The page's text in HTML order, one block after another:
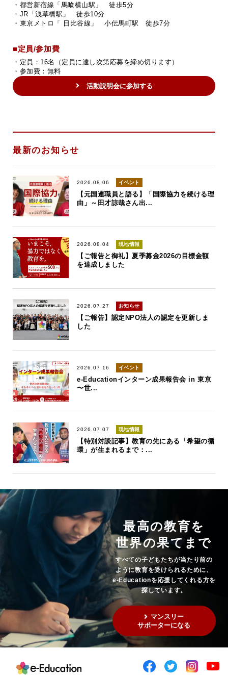
・都営新宿線「馬喰横山駅」 徒歩5分
・JR「浅草橋駅」 徒歩10分
・東京メトロ「 日比谷線」 小伝馬町駅 徒歩7分
■定員/参加費
・定員：16名（定員に達し次第応募を締め切ります）
・参加費：無料
活動説明会に参加する
最新のお知らせ
2026.08.06 イベント
【元国連職員と語る】「国際協力を続ける理
由」～田才諒哉さん出...
2026.08.04 現地情報
【ご報告と御礼】夏季募金2026の目標金額
を達成しました
2026.07.27 お知らせ
【ご報告】認定NPO法人の認定を更新しま
した
2026.07.16 イベント
e-Educationインターン成果報告会 in 東京
〜世...
2026.07.07 現地情報
【特別対談記事】教育の先にある「希望の循
環」が生まれるまで：...
最高の教育を
世界の果てまで
すべての子どもたちが当たり前の
ように教育を受けられるために、
e-Educationを応援してくれる方を
探しています。
マンスリー
サポーターになる